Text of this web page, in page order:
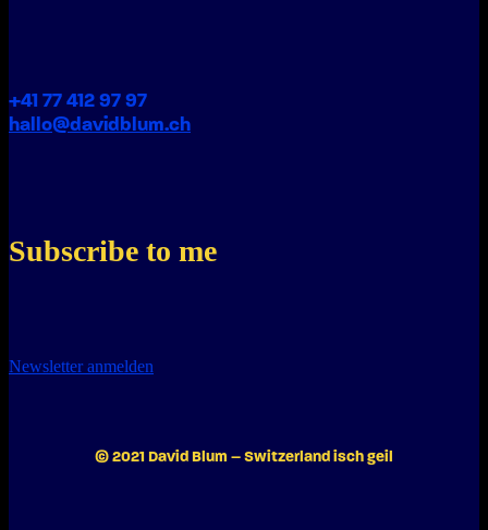
+41 77 412 97 97
hallo@davidblum.ch
Subscribe to me
Newsletter anmelden
© 2021 David Blum – Switzerland isch geil